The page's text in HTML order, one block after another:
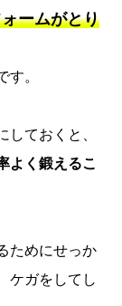
ームがとり
す。
ておくと、
よく鍛えるこ
ためにせっか
ケガをしてし